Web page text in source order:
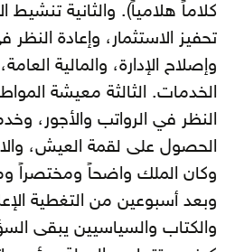
كلاماً هلامياً). والثانية
تحفيز الاستثمار، وإعادة
وإصلاح الإدارة، والمالية
الخدمات. الثالثة معيشة
النظر في الرواتب والأجور،
الحصول على لقمة العيش،
وكان الملك واضحاً ومختصراً
وبعد أسبوعين من التغطية
والكتاب والسياسيين يبقى